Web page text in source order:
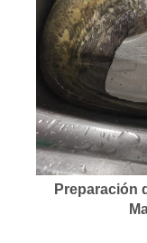
Preparación